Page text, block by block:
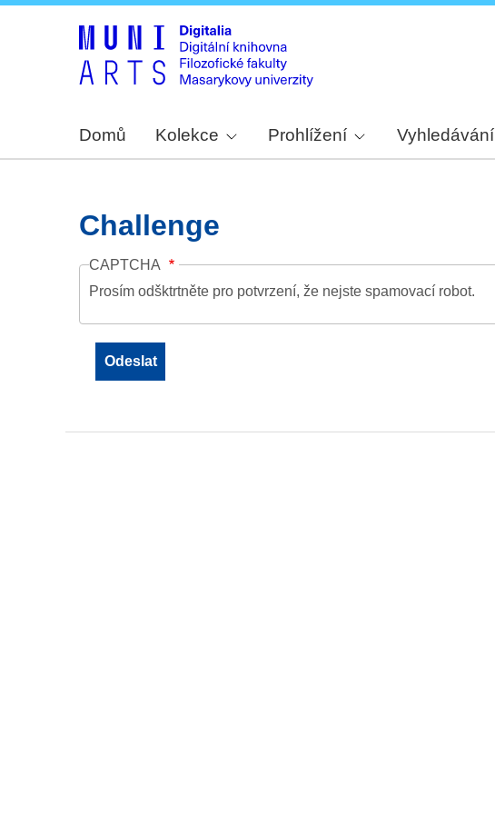
Domů Kolekce Prohlížení Vyhledávání
Challenge
CAPTCHA
Prosím odšktrtněte pro potvrzení, že nejste spamovací robot.